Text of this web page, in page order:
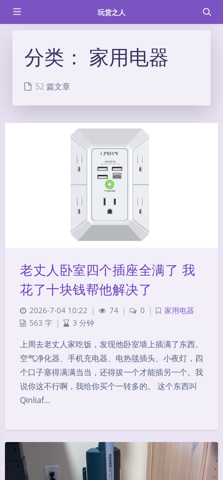
玩货之人
分类： 家用电器
52 篇文章
老丈人卧室四个插座全满了 我
花了十块钱帮他解决了
2026-7-04 10:22 | 74 | 0 |
家用电器
563 字 | 3 分钟
上周去老丈人家吃饭，发现他卧室墙上插满了东西。
空气净化器、手机充电器、电热毯插头、小夜灯，四
个口子塞得满满当当，还得拔一个才能插另一个。我
说你这不行啊，我给你买个一转多的。 这个东西叫
Qinliaf…